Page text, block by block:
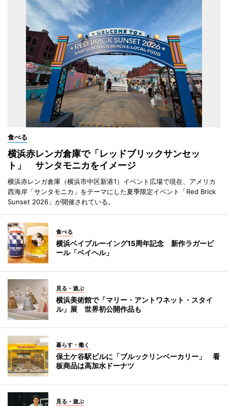
食べる
横浜赤レンガ倉庫で「レッドブリックサンセッ
ト」 サンタモニカをイメージ
横浜赤レンガ倉庫（横浜市中区新港1）イベント広場で現在、アメリカ
西海岸「サンタモニカ」をテーマにした夏季限定イベント「Red Brick
Sunset 2026」が開催されている。
食べる
横浜ベイブルーイング15周年記念 新作ラガービ
ール「ベイヘル」
見る・遊ぶ
横浜美術館で「マリー・アントワネット・スタイ
ル」展 世界初公開作品も
暮らす・働く
保土ケ谷駅ビルに「ブルックリンベーカリー」 看
板商品は高加水ドーナツ
見る・遊ぶ